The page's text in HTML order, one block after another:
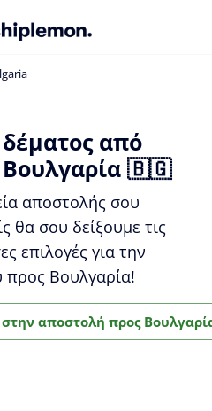
από
Βουλγαρία 🇧🇬
αποστολής σου
θα σου δείξουμε τις
επιλογές για την
Βουλγαρία!
αποστολή προς